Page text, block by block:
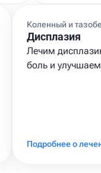
Коленный и
Дисплазия
Лечим
боль и
Подробнее о